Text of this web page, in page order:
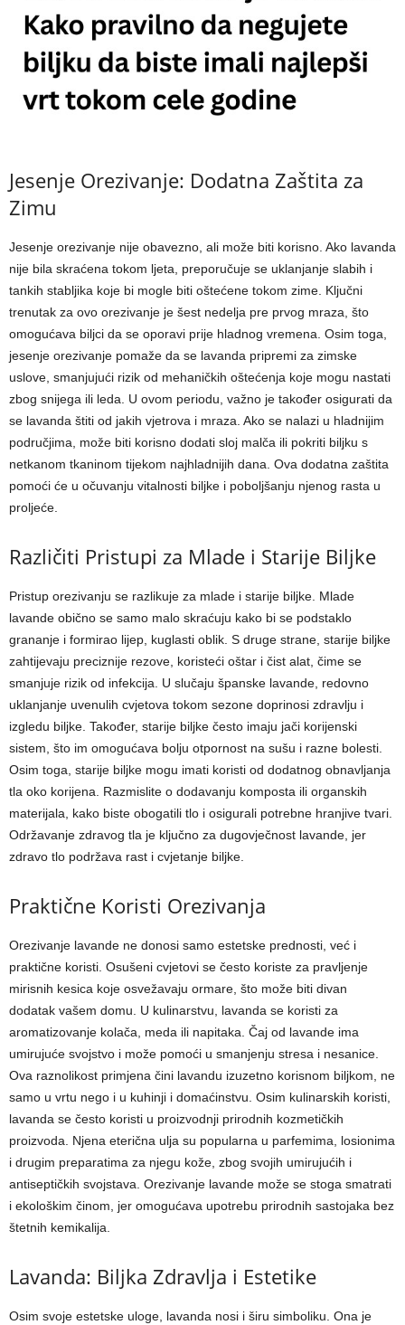
Jesenje Orezivanje: Dodatna Zaštita za
Zimu
Jesenje orezivanje nije obavezno, ali može biti korisno. Ako lavanda
nije bila skraćena tokom ljeta, preporučuje se uklanjanje slabih i
tankih stabljika koje bi mogle biti oštećene tokom zime. Ključni
trenutak za ovo orezivanje je šest nedelja pre prvog mraza, što
omogućava biljci da se oporavi prije hladnog vremena. Osim toga,
jesenje orezivanje pomaže da se lavanda pripremi za zimske
uslove, smanjujući rizik od mehaničkih oštećenja koje mogu nastati
zbog snijega ili leda. U ovom periodu, važno je također osigurati da
se lavanda štiti od jakih vjetrova i mraza. Ako se nalazi u hladnijim
područjima, može biti korisno dodati sloj malča ili pokriti biljku s
netkanom tkaninom tijekom najhladnijih dana. Ova dodatna zaštita
pomoći će u očuvanju vitalnosti biljke i poboljšanju njenog rasta u
proljeće.
Različiti Pristupi za Mlade i Starije Biljke
Pristup orezivanju se razlikuje za mlade i starije biljke. Mlade
lavande obično se samo malo skraćuju kako bi se podstaklo
grananje i formirao lijep, kuglasti oblik. S druge strane, starije biljke
zahtijevaju preciznije rezove, koristeći oštar i čist alat, čime se
smanjuje rizik od infekcija. U slučaju španske lavande, redovno
uklanjanje uvenulih cvjetova tokom sezone doprinosi zdravlju i
izgledu biljke. Također, starije biljke često imaju jači korijenski
sistem, što im omogućava bolju otpornost na sušu i razne bolesti.
Osim toga, starije biljke mogu imati koristi od dodatnog obnavljanja
tla oko korijena. Razmislite o dodavanju komposta ili organskih
materijala, kako biste obogatili tlo i osigurali potrebne hranjive tvari.
Održavanje zdravog tla je ključno za dugovječnost lavande, jer
zdravo tlo podržava rast i cvjetanje biljke.
Praktične Koristi Orezivanja
Orezivanje lavande ne donosi samo estetske prednosti, već i
praktične koristi. Osušeni cvjetovi se često koriste za pravljenje
mirisnih kesica koje osvežavaju ormare, što može biti divan
dodatak vašem domu. U kulinarstvu, lavanda se koristi za
aromatizovanje kolača, meda ili napitaka. Čaj od lavande ima
umirujuće svojstvo i može pomoći u smanjenju stresa i nesanice.
Ova raznolikost primjena čini lavandu izuzetno korisnom biljkom, ne
samo u vrtu nego i u kuhinji i domaćinstvu. Osim kulinarskih koristi,
lavanda se često koristi u proizvodnji prirodnih kozmetičkih
proizvoda. Njena eterična ulja su popularna u parfemima, losionima
i drugim preparatima za njegu kože, zbog svojih umirujućih i
antiseptičkih svojstava. Orezivanje lavande može se stoga smatrati
i ekološkim činom, jer omogućava upotrebu prirodnih sastojaka bez
štetnih kemikalija.
Lavanda: Biljka Zdravlja i Estetike
Osim svoje estetske uloge, lavanda nosi i širu simboliku. Ona je